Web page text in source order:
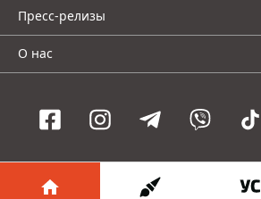
Пресс-релизы
О нас
Информатор проекты